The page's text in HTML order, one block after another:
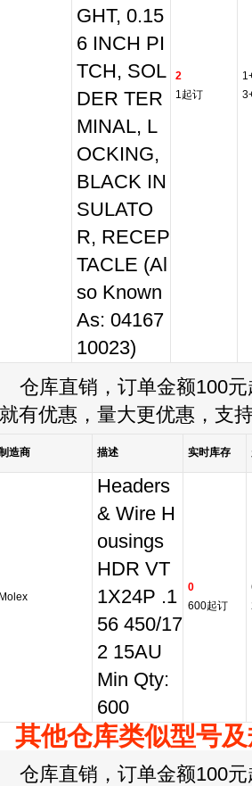
GHT, 0.15
6 INCH PI
TCH, SOL
DER TER
MINAL, L
OCKING,
BLACK IN
SULATO
R, RECEP
TACLE (Al
so Known
As: 04167
10023)
2
1起订
仓库直销，订单金额100元
有优惠，量大更优惠，支
造商 描述 实时库存
Molex
Headers
& Wire H
ousings
HDR VT
1X24P .1
56 450/17
2 15AU
Min Qty:
600
0
600起订
其他仓库类似型号
仓库直销，订单金额100元